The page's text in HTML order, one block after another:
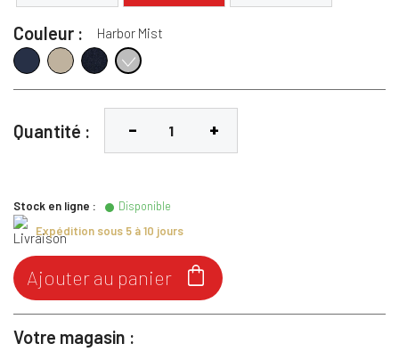
Couleur : Harbor Mist
Navy BlazerBrun OxfordDenim bleuHarbor Mist
Quantité :
Stock en ligne :
Disponible
Expédition sous 5 à 10 jours

Ajouter au panier
Votre magasin :